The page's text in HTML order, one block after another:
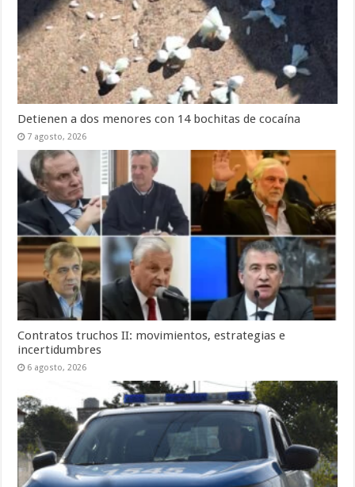
Detienen a dos menores con 14 bochitas de cocaína
7 agosto, 2026
Contratos truchos II: movimientos, estrategias e
incertidumbres
6 agosto, 2026